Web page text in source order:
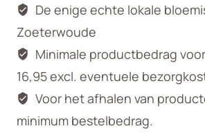
De enige echte lokale
Zoeterwoude
Minimale productbedrag
16,95 excl. eventuele
Voor het afhalen van
minimum bestelbedrag.